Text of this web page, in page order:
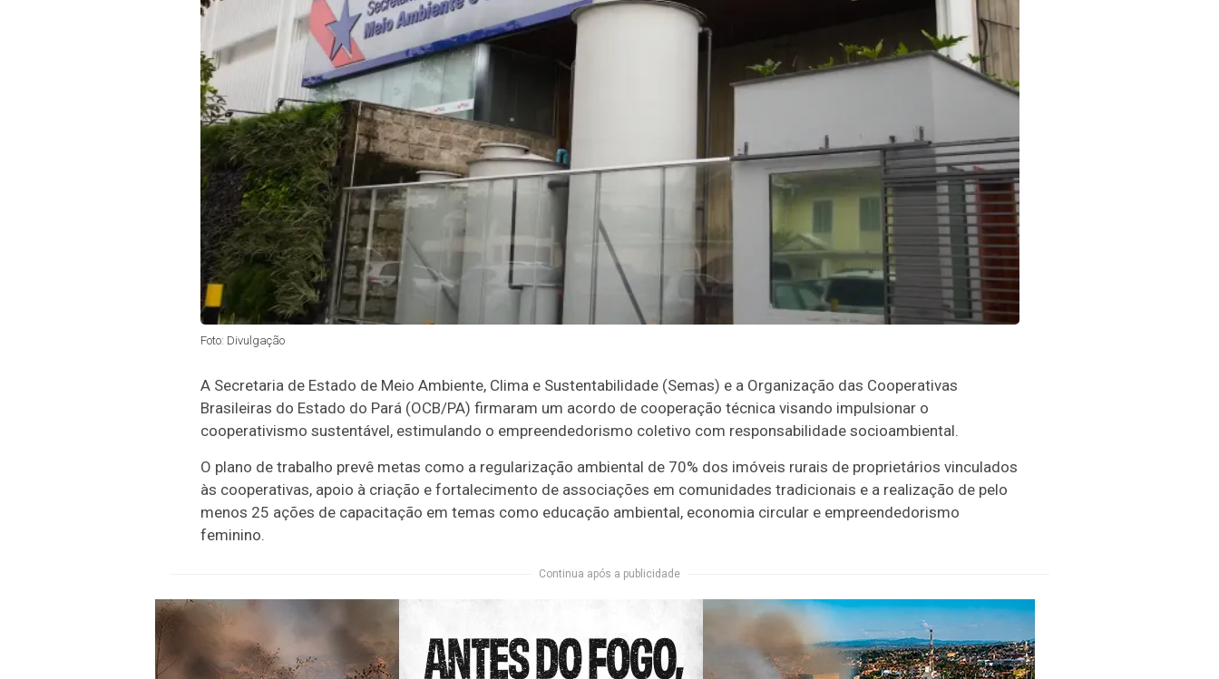
Foto: Divulgação
A Secretaria de Estado de Meio Ambiente, Clima e Sustentabilidade (Semas) e a Organização das Cooperativas
Brasileiras do Estado do Pará (OCB/PA) firmaram um acordo de cooperação técnica visando impulsionar o
cooperativismo sustentável, estimulando o empreendedorismo coletivo com responsabilidade socioambiental.
O plano de trabalho prevê metas como a regularização ambiental de 70% dos imóveis rurais de proprietários vinculados
às cooperativas, apoio à criação e fortalecimento de associações em comunidades tradicionais e a realização de pelo
menos 25 ações de capacitação em temas como educação ambiental, economia circular e empreendedorismo
feminino.
Continua após a publicidade